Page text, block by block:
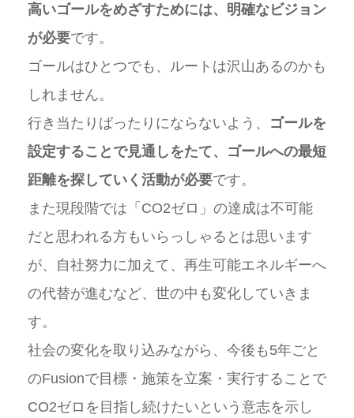
高いゴールをめざすためには、明確なビジョン
が必要です。
ゴールはひとつでも、ルートは沢山あるのかも
しれません。
行き当たりばったりにならないよう、 ゴールを
設定することで見通しをたて、ゴールへの最短
距離を探していく活動が必要です。
また現段階では「CO2ゼロ」の達成は不可能
だと思われる方もいらっしゃるとは思います
が、自社努力に加えて、再生可能エネルギーへ
の代替が進むなど、世の中も変化していきま
す。
社会の変化を取り込みながら、今後も5年ごと
のFusionで目標・施策を立案・実行することで
CO2ゼロを目指し続けたいという意志を示し